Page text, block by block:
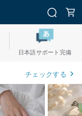
日本語サポート完備
チェックする